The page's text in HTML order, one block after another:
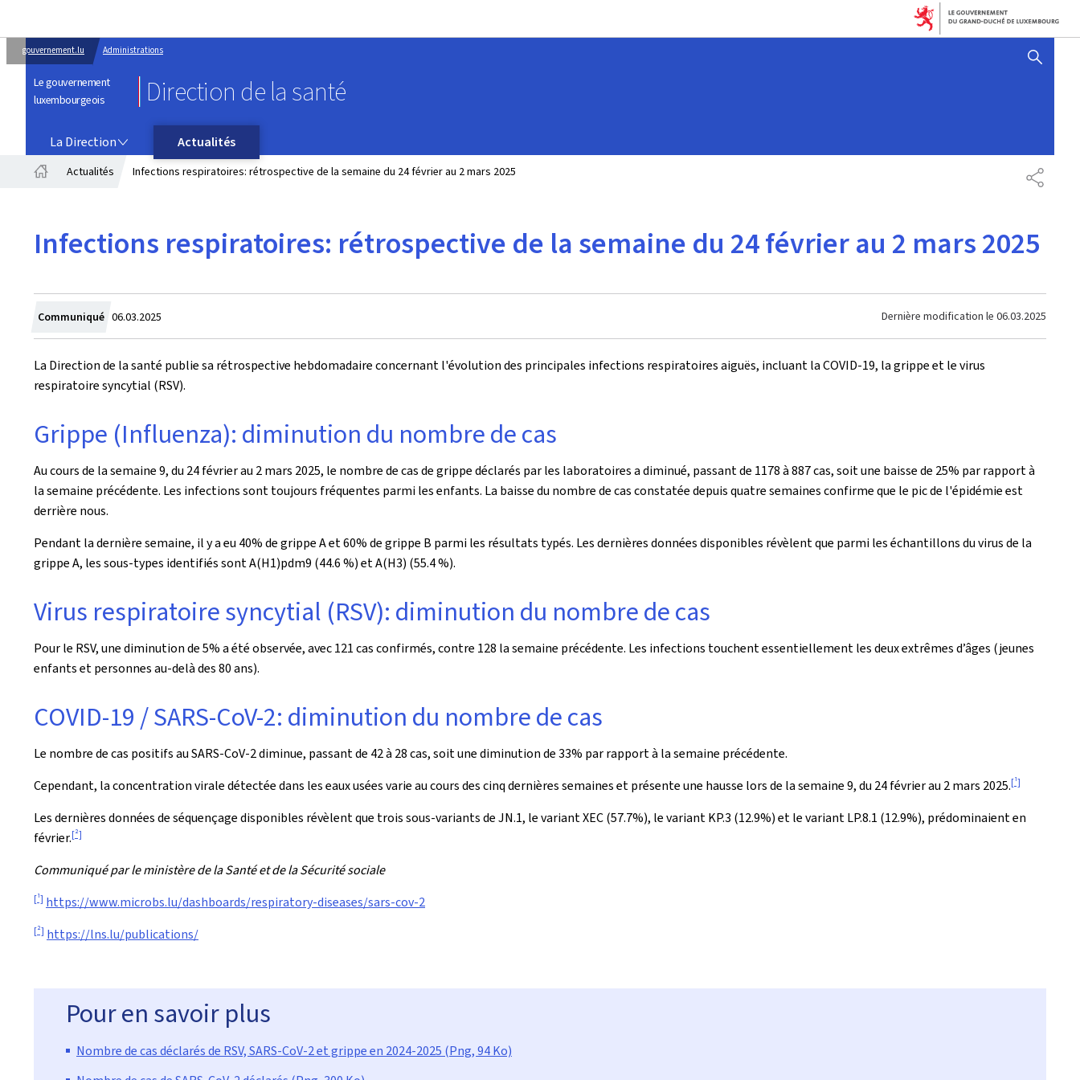
gouvernement.lu Administrations
Le gouvernement
luxembourgeois
Direction de la santé
AFFICHER / MASQUER
La Direction
Actualités
Actualités Infections respiratoires: rétrospective de la semaine du 24 février au 2 mars 2025
Infections respiratoires: rétrospective de la semaine du 24 février au 2 mars 2025
Communiqué Crée
le
06.03.2025 Dernière modification le 06.03.2025
La Direction de la santé publie sa rétrospective hebdomadaire concernant l'évolution des principales infections respiratoires aiguës, incluant la COVID-19, la grippe et le virus
respiratoire syncytial (RSV).
Grippe (Influenza): diminution du nombre de cas
Au cours de la semaine 9, du 24 février au 2 mars 2025, le nombre de cas de grippe déclarés par les laboratoires a diminué, passant de 1178 à 887 cas, soit une baisse de 25% par rapport à
la semaine précédente. Les infections sont toujours fréquentes parmi les enfants. La baisse du nombre de cas constatée depuis quatre semaines confirme que le pic de l'épidémie est
derrière nous.
Pendant la dernière semaine, il y a eu 40% de grippe A et 60% de grippe B parmi les résultats typés. Les dernières données disponibles révèlent que parmi les échantillons du virus de la
grippe A, les sous-types identifiés sont A(H1)pdm9 (44.6 %) et A(H3) (55.4 %).
Virus respiratoire syncytial (RSV): diminution du nombre de cas
Pour le RSV, une diminution de 5% a été observée, avec 121 cas confirmés, contre 128 la semaine précédente. Les infections touchent essentiellement les deux extrêmes d’âges (jeunes
enfants et personnes au-delà des 80 ans).
COVID-19 / SARS-CoV-2: diminution du nombre de cas
Le nombre de cas positifs au SARS-CoV-2 diminue, passant de 42 à 28 cas, soit une diminution de 33% par rapport à la semaine précédente.
Cependant, la concentration virale détectée dans les eaux usées varie au cours des cinq dernières semaines et présente une hausse lors de la semaine 9, du 24 février au 2 mars 2025.[1]
Les dernières données de séquençage disponibles révèlent que trois sous-variants de JN.1, le variant XEC (57.7%), le variant KP.3 (12.9%) et le variant LP.8.1 (12.9%), prédominaient en
février.[2]
Communiqué par le ministère de la Santé et de la Sécurité sociale
[1] https://www.microbs.lu/dashboards/respiratory-diseases/sars-cov-2
[2] https://lns.lu/publications/
Pour en savoir plus
Nombre de cas déclarés de RSV, SARS-CoV-2 et grippe en 2024-2025 (Png, 94 Ko)